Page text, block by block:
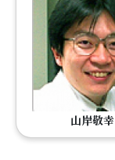
山岸敬幸